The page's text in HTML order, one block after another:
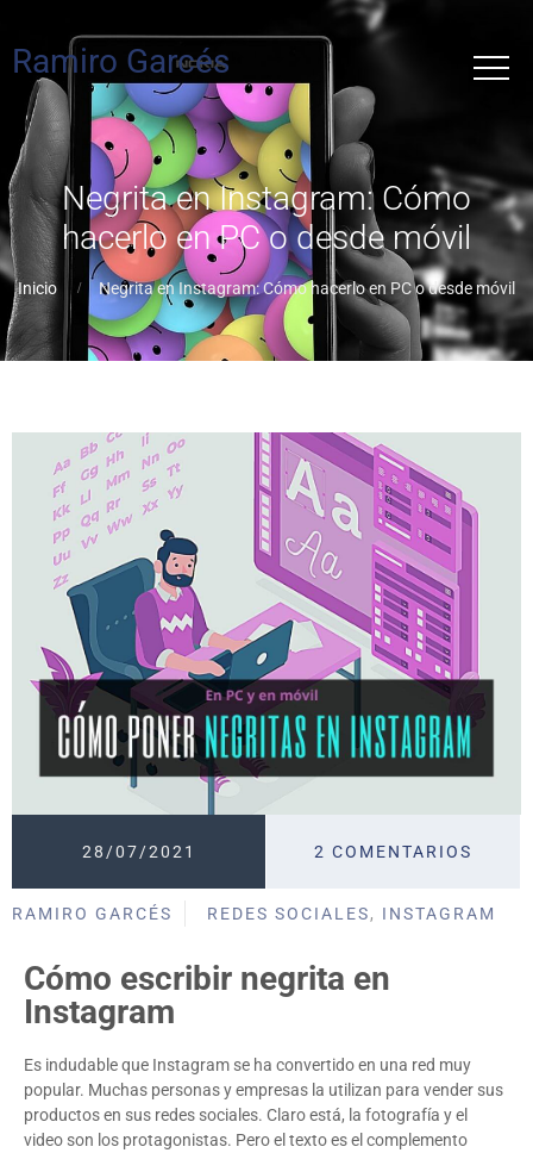
Ramiro Garcés
Negrita en Instagram: Cómo
hacerlo en PC o desde móvil
Inicio Negrita en Instagram: Cómo hacerlo en PC o desde móvil
28/07/2021 2 COMENTARIOS
RAMIRO GARCÉS REDES SOCIALES, INSTAGRAM
Cómo escribir negrita en
Instagram
Es indudable que Instagram se ha convertido en una red muy
popular. Muchas personas y empresas la utilizan para vender sus
productos en sus redes sociales. Claro está, la fotografía y el
video son los protagonistas. Pero el texto es el complemento